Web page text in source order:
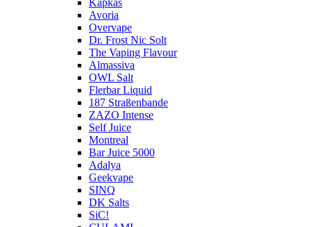
Kapkas
Avoria
Overvape
Dr. Frost Nic Solt
The Vaping Flavour
Almassiva
OWL Salt
Flerbar Liquid
187 Straßenbande
ZAZO Intense
Self Juice
Montreal
Bar Juice 5000
Adalya
Geekvape
SINQ
DK Salts
SiC!